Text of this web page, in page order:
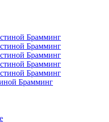
Брамминг